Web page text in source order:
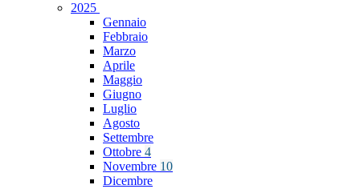
2025
Gennaio
Febbraio
Marzo
Aprile
Maggio
Giugno
Luglio
Agosto
Settembre
Ottobre 4
Novembre 10
Dicembre